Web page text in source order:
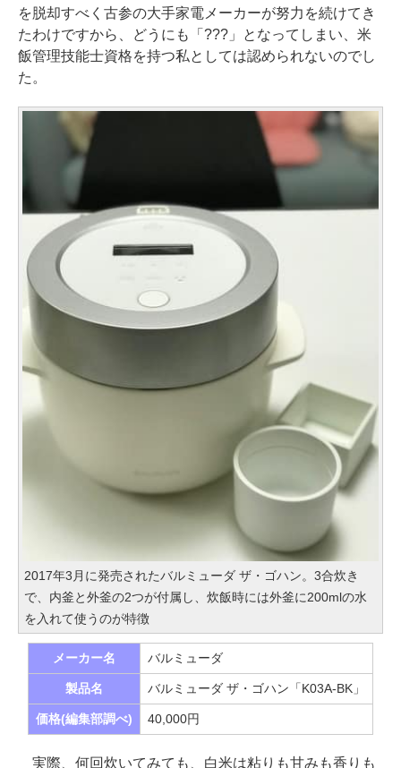
を脱却すべく古参の大手家電メーカーが努力を続けてき
たわけですから、どうにも「???」となってしまい、米
飯管理技能士資格を持つ私としては認められないのでし
た。
2017年3月に発売されたバルミューダ ザ・ゴハン。3合炊き
で、内釜と外釜の2つが付属し、炊飯時には外釜に200mlの水
を入れて使うのが特徴
メーカー名 バルミューダ
製品名 バルミューダ ザ・ゴハン「K03A-BK」
価格(編集部調べ) 40,000円
実際、何回炊いてみても、白米は粘りも甘みも香りも